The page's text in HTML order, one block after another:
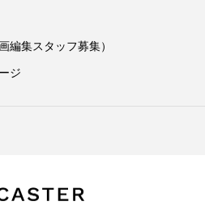
編集スタッフ募集）
ジ